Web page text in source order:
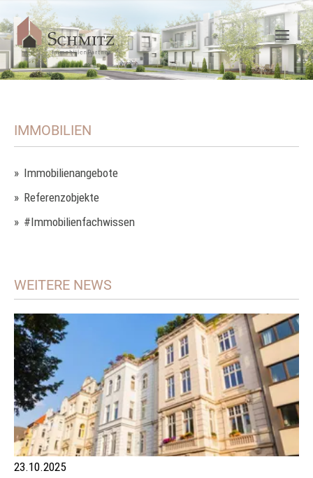
23.10.2025
IMMOBILIEN
Immobilienangebote
Referenzobjekte
#Immobilienfachwissen
WEITERE NEWS